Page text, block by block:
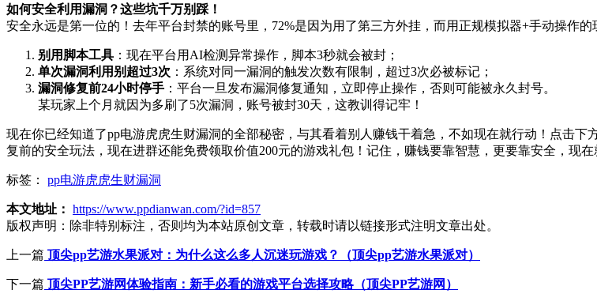
如何安全利用漏洞？这些坑千万别踩！
安全永远是第一位的！去年平台封禁的账号里，72%是因为用了第三方外挂，而用正规模拟器+手动操作
别用脚本工具 ：现在平台用AI检测异常操作，脚本3秒就会被封；
单次漏洞利用别超过3次 ：系统对同一漏洞的触发次数有限制，超过3次必被标记；
漏洞修复前24小时停手 ：平台一旦发布漏洞修复通知，立即停止操作，否则可能被永久封号。
某玩家上个月就因为多刷了5次漏洞，账号被封30天，这教训得记牢！
现在你已经知道了pp电游虎虎生财漏洞的全部秘密，与其看着别人赚钱干着急，不如现在就行动！点击
复前的安全玩法，现在进群还能免费领取价值200元的游戏礼包！记住，赚钱要靠智慧，更要靠安全，现
标签： pp电游虎虎生财漏洞
本文地址： https://www.ppdianwan.com/?id=857
版权声明： 除非特别标注，否则均为本站原创文章，转载时请以链接形式注明文章出处。
上一篇 顶尖pp艺游水果派对：为什么这么多人沉迷玩游戏？（顶尖pp艺游水果派对）
下一篇 顶尖PP艺游网体验指南：新手必看的游戏平台选择攻略（顶尖PP艺游网）